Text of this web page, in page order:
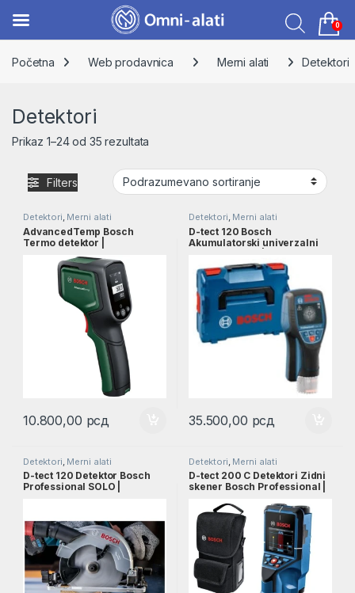
Početna
Web prodavnica Merni alati Detektori
Detektori
Prikaz 1–24 od 35 rezultata
Filters
Detektori, Merni alati
AdvancedTemp Bosch
Termo detektor |
10.800,00 рсд
Detektori, Merni alati
D-tect 120 Bosch
Akumulatorski univerzalni
35.500,00 рсд
Detektori Merni alati
D-tect 120 Detektor Bosch
Professional SOLO |
Detektori Merni alati
D-tect 200 C Detektori Zidni
skener Bosch Professional |
0